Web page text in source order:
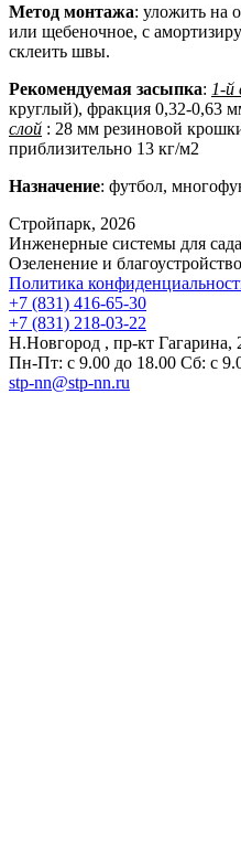
Метод монтажа: уложить на
или щебеночное, с
склеить швы.
Рекомендуемая засыпка: 1-й
круглый), фракция 0,32-0,63
слой : 28 мм резиновой
приблизительно 13 кг/м2
Назначение: футбол,
Стройпарк, 2026
Инженерные системы для
Озеленение и
Политика
+7 (831) 416-65-30
+7 (831) 218-03-22
Н.Новгород , пр-кт Гагарина,
Пн-Пт: с 9.00 до 18.00 Сб: с
stp-nn@stp-nn.ru